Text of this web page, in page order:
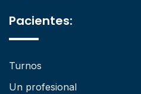
Pacientes:
Turnos
Un profesional